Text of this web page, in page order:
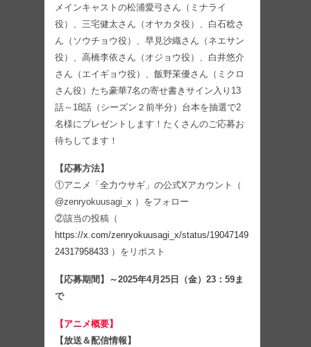
メインキャストの松浦愛弓さん（ミナライ
役）、三宅健太さん（オヤカタ役）、白石稔さ
ん（ソウチョウ役）、早見沙織さん（ネエサン
役）、高橋李依さん（オジョウ役）、白井悠介
さん（エイギョウ役）、飯野茉優さん（ミクロ
さん役）たち豪華7名の寄せ書きサイン入り13
話～18話（シーズン２前半分）台本を抽選で2
名様にプレゼントします！たくさんのご応募お
待ちしてます！
【応募方法】
①アニメ「全力ウサギ」の公式Xアカウント（
@zenryokuusagi_x ）をフォロー
②該当の投稿（
https://x.com/zenryokuusagi_x/status/19047149
24317958433 ）をリポスト
【応募期間】～2025年4月25日（金）23：59ま
で
【アニメ概要】
【放送＆配信情報】